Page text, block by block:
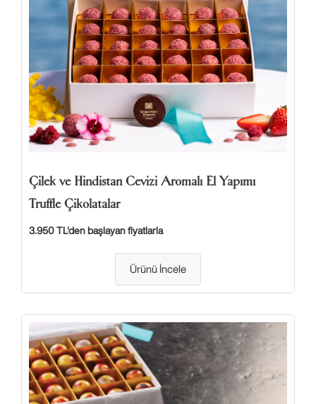
Çilek ve Hindistan Cevizi Aromalı El Yapımı
Truffle Çikolatalar
3.950 TL'den başlayan fiyatlarla
Ürünü İncele